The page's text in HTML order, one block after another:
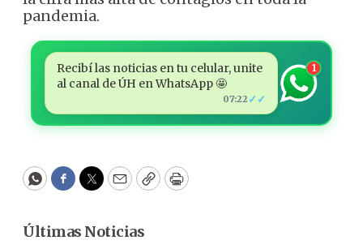
pandemia.
Recibí las noticias en tu celular, unite
al canal de ÚH en WhatsApp 🤩
07:22 ✓✓
1
WhatsApp
Facebook
Twitter
EmailCopyPrint
Últimas Noticias